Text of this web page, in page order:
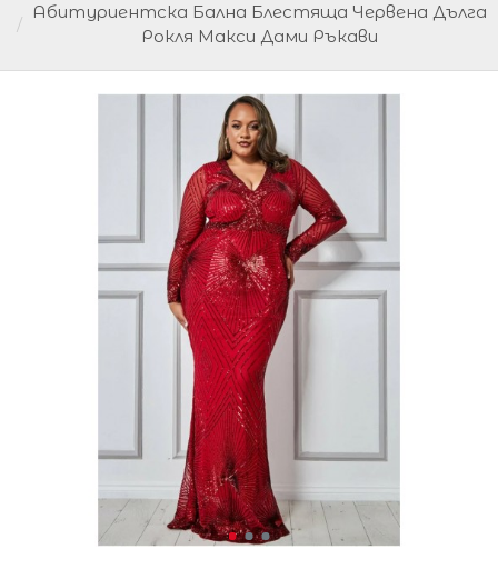
Абитуриентска Бална Блестяща Червена Дълга
Рокля Макси Дами Ръкави